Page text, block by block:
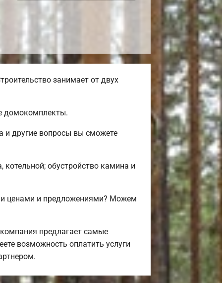
занимает от двух
домокомплекты.
и другие вопросы вы сможете
обустройство камина и
ценами и предложениями? Можем
предлагает самые
возможность оплатить услуги